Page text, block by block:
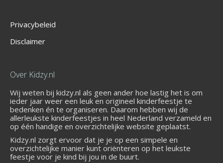
Privacybeleid
Disclaimer
Over Kidzy.nl
Wij weten bij kidzy.nl als geen ander hoe lastig het is om
ieder jaar weer een leuk en origineel kinderfeestje te
bedenken én te organiseren. Daarom hebben wij de
allerleukste kinderfeestjes in heel Nederland verzameld en
op één handige en overzichtelijke website geplaatst.
Kidzy.nl zorgt ervoor dat je je op een simpele en
overzichtelijke manier kunt oriënteren op het leukste
feestje voor je kind bij jou in de buurt.